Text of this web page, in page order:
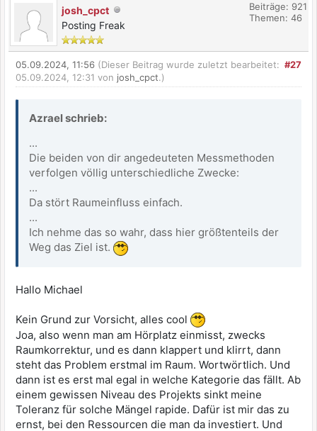
josh_cpct
Posting Freak
Beiträge: 921
Themen: 46
#27
05.09.2024, 11:56 (Dieser Beitrag wurde zuletzt bearbeitet:
05.09.2024, 12:31 von josh_cpct.)
Azrael schrieb:
...
Die beiden von dir angedeuteten Messmethoden
verfolgen völlig unterschiedliche Zwecke:
...
Da stört Raumeinfluss einfach.
...
Ich nehme das so wahr, dass hier größtenteils der
Weg das Ziel ist.
Hallo Michael
Kein Grund zur Vorsicht, alles cool
Joa, also wenn man am Hörplatz einmisst, zwecks
Raumkorrektur, und es dann klappert und klirrt, dann
steht das Problem erstmal im Raum. Wortwörtlich. Und
dann ist es erst mal egal in welche Kategorie das fällt. Ab
einem gewissen Niveau des Projekts sinkt meine
Toleranz für solche Mängel rapide. Dafür ist mir das zu
ernst, bei den Ressourcen die man da investiert. Und